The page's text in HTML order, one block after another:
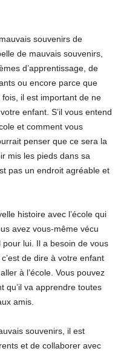
souvenirs de
de mauvais souvenirs,
d’apprentissage, de
ou encore parce que
fois, il est important de ne
enfant. S’il vous entend
et comment vous
penser que ce sera la
mis les pieds dans sa
pas un endroit agréable et
histoire avec l’école qui
avez vous-même vécu
lui. Il a besoin de vous
de dire à votre enfant
à l’école. Vous pouvez
qu’il va apprendre toutes
amis.
souvenirs, il est
et de collaborer avec